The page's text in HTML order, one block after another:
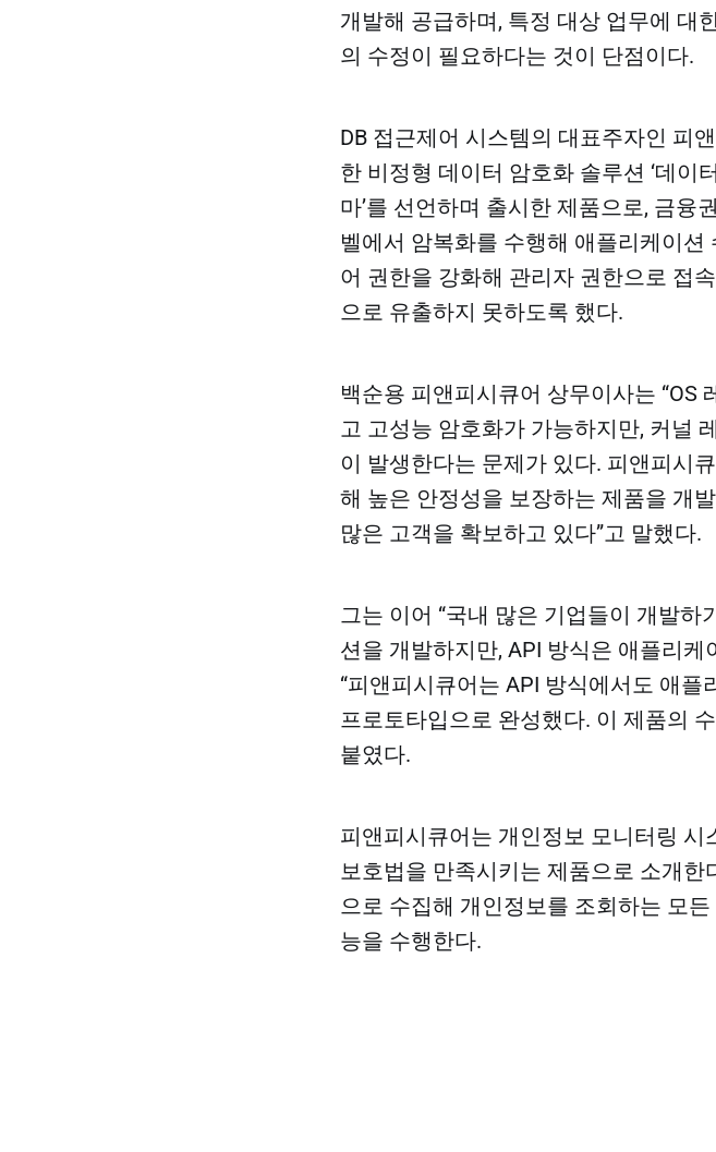
개발해 공급하며, 특정 대상 업무에 대
의 수정이 필요하다는 것이 단점이다.​​
DB 접근제어 시스템의 대표주자인 피
한 비정형 데이터 암호화 솔루션 ‘데이
마’를 선언하며 출시한 제품으로, 금융
벨에서 암복화를 수행해 애플리케이
어 권한을 강화해 관리자 권한으로 접
으로 유출하지 못하도록 했다.​
백순용 피앤피시큐어 상무이사는 “OS
고 고성능 암호화가 가능하지만, 커널
이 발생한다는 문제가 있다. 피앤피시
해 높은 안정성을 보장하는 제품을 개
많은 고객을 확보하고 있다”고 말했다.​
그는 이어 “국내 많은 기업들이 개발
션을 개발하지만, API 방식은 애플리
“피앤피시큐어는 API 방식에서도 애
프로토타입으로 완성했다. 이 제품의
붙였다.
피앤피시큐어는 개인정보 모니터링 시
보호법을 만족시키는 제품으로 소개
으로 수집해 개인정보를 조회하는 모
능을 수행한다.